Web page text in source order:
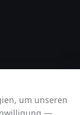
um unseren